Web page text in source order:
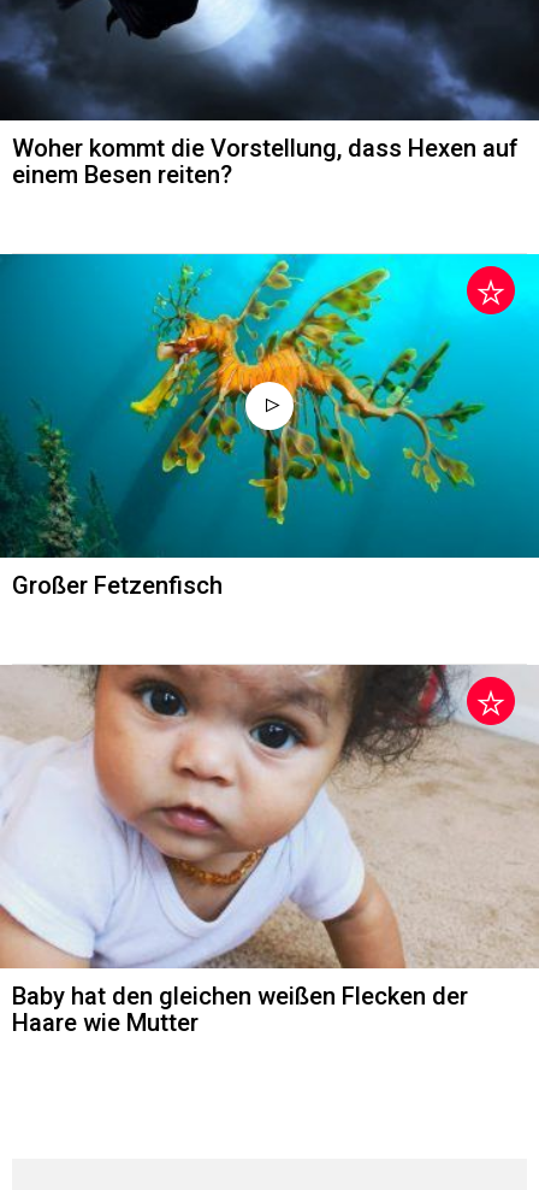
Woher kommt die Vorstellung, dass Hexen auf
einem Besen reiten?
Großer Fetzenfisch
Baby hat den gleichen weißen Flecken der
Haare wie Mutter